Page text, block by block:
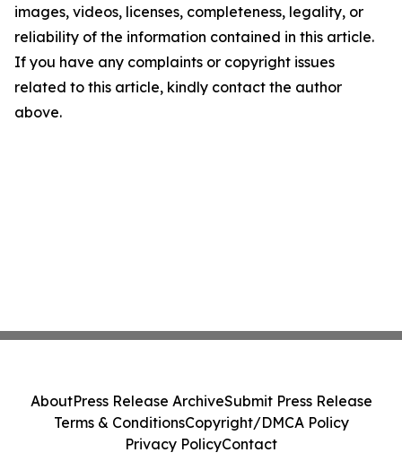
images, videos, licenses, completeness, legality, or
reliability of the information contained in this article.
If you have any complaints or copyright issues
related to this article, kindly contact the author
above.
AboutPress Release ArchiveSubmit Press Release
Terms & ConditionsCopyright/DMCA Policy
Privacy PolicyContact